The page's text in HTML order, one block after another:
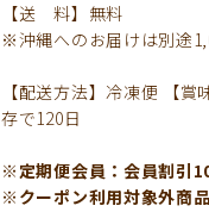
【送 料】無料
※沖縄へのお届けは別途
【配送方法】冷凍便 【
存で120日
※定期便会員：会員割引
※クーポン利用対象外商